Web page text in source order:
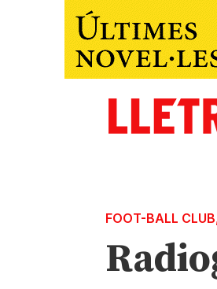
FOOT-BALL CLUB